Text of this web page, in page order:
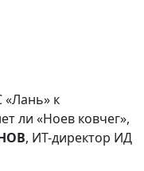
к
ли «Ноев ковчег»,
, ИT-директор ИД